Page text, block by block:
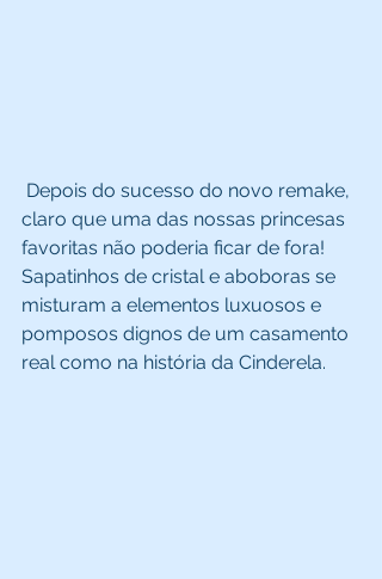
claro que uma das nossas princesas
favoritas não poderia ficar de fora!
Sapatinhos de cristal e aboboras se
misturam a elementos luxuosos e
pomposos dignos de um casamento
real como na história da Cinderela.